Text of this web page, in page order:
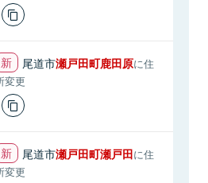
尾道市瀬戸田町鹿田原に住
変更
尾道市瀬戸田町瀬戸田に住
変更